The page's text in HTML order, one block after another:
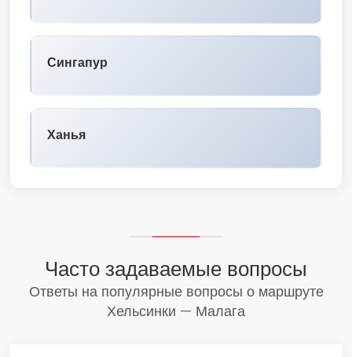
Сингапур
Ханья
Часто задаваемые вопросы
Ответы на популярные вопросы о маршруте
Хельсинки — Малага